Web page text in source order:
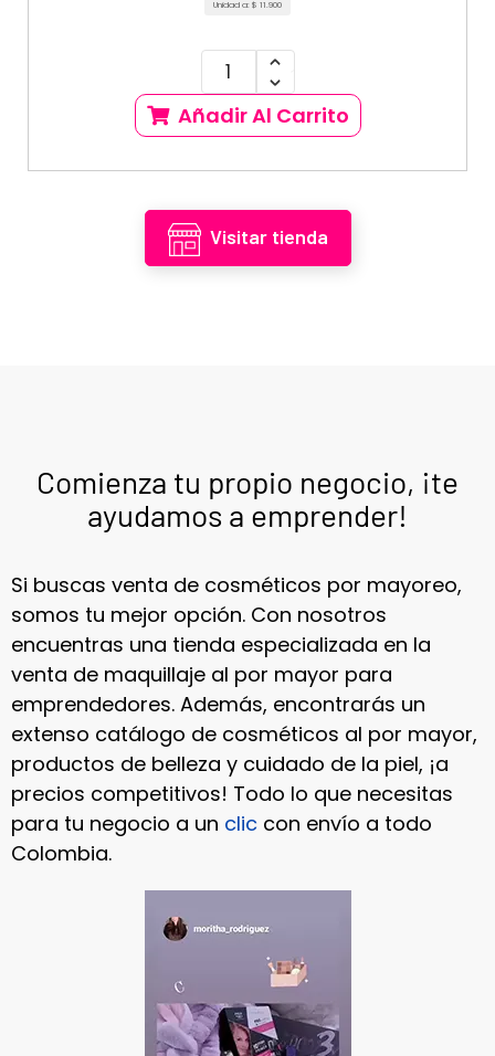
Unidad a: $ 11.900
Añadir Al Carrito
Visitar tienda
Comienza tu propio negocio, ¡te
ayudamos a emprender!
Si buscas venta de cosméticos por mayoreo,
somos tu mejor opción. Con nosotros
encuentras una tienda especializada en la
venta de maquillaje al por mayor para
emprendedores. Además, encontrarás un
extenso catálogo de cosméticos al por mayor,
productos de belleza y cuidado de la piel, ¡a
precios competitivos! Todo lo que necesitas
para tu negocio a un clic con envío a todo
Colombia.